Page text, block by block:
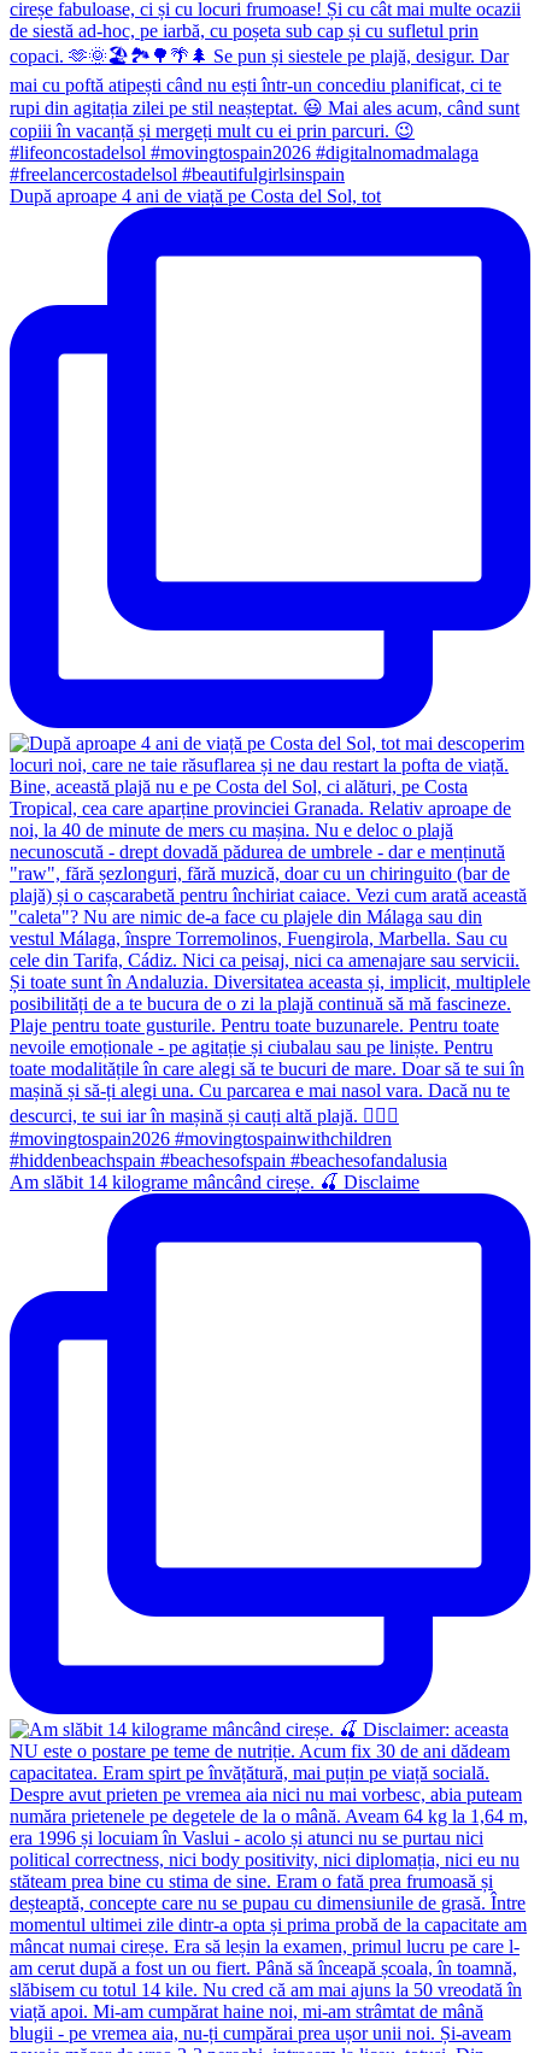
După aproape 4 ani de viață pe Costa del Sol, tot
Am slăbit 14 kilograme mâncând cireșe. 🍒 Disclaime